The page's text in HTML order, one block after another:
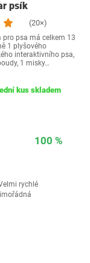
psík
(20×)
pro psa má celkem 13
1 plyšového
interaktivního psa,
1 misky…
kus skladem
100 %
rychlé